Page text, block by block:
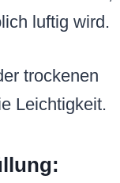
luftig wird.
trockenen
Leichtigkeit.